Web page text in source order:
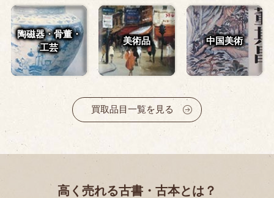
陶磁器・骨董・
工芸
美術品 中国美術
買取品目一覧を見る
高く売れる古書・古本とは？